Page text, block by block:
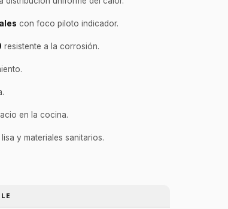
con foco piloto indicador.
resistente a la corrosión.
en la cocina.
y materiales sanitarios.